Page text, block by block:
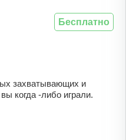
захватывающих и
когда -либо играли.
Бесплатно